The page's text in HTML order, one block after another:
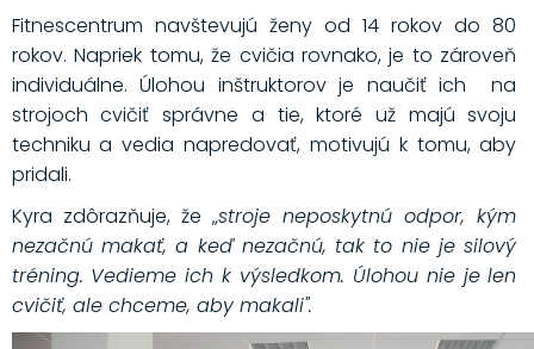
Fitnescentrum navštevujú ženy od 14 rokov do 80
rokov. Napriek tomu, že cvičia rovnako, je to zároveň
individuálne. Úlohou inštruktorov je naučiť ich na
strojoch cvičiť správne a tie, ktoré už majú svoju
techniku a vedia napredovať, motivujú k tomu, aby
pridali.
Kyra zdôrazňuje, že „stroje neposkytnú odpor, kým
nezačnú makať, a keď nezačnú, tak to nie je silový
tréning. Vedieme ich k výsledkom. Úlohou nie je len
cvičiť, ale chceme, aby makali".